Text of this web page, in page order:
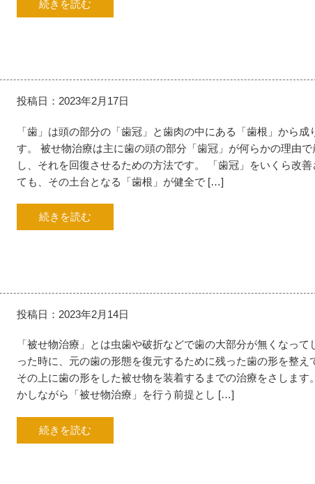
続きを読む
投稿日：2023年2月17日
「歯」は頭の部分の「歯冠」と歯肉の中にある「歯根」から成
す。 被せ物治療は主に歯の頭の部分「歯冠」が何らかの理由で
し、それを回復させるための方法です。 「歯冠」をいくら改善
ても、その土台となる「歯根」が健全で […]
続きを読む
投稿日：2023年2月14日
「被せ物治療」とは虫歯や破折などで歯の大部分が無くなって
った時に、元の歯の形態を復元するために残った歯の形を整え
その上に歯の形をした被せ物を装着するまでの治療をさします
かしながら「被せ物治療」を行う前提とし […]
続きを読む